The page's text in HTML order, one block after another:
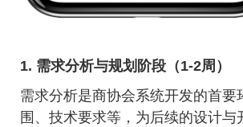
1. 需求分析与规划阶段（1-2周）
需求分析是商协会系统开发的首
围、技术要求等，为后续的设计